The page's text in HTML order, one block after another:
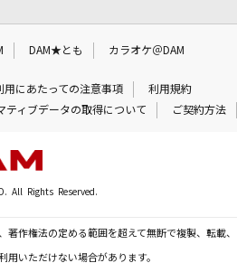
DAM★とも カラオケ＠DAM
用にあたっての注意事項
利用規約
ティブデータの取得について ご契約方法
All Rights Reserved.
作権法の定める範囲を超えて無断で複製、転載
用いただけない場合があります。